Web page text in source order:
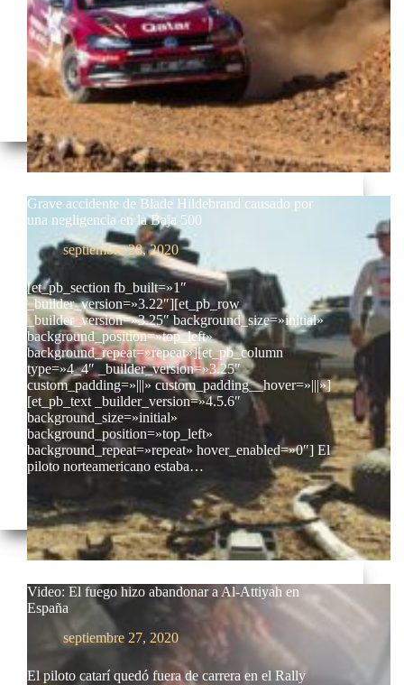
Grave accidente de Blade Hildebrand causado por
una negligencia en la Baja 500
septiembre 28, 2020
[et_pb_section fb_built=»1″
_builder_version=»3.22″][et_pb_row
_builder_version=»3.25″ background_size=»initial»
background_position=»top_left»
background_repeat=»repeat»][et_pb_column
type=»4_4″ _builder_version=»3.25″
custom_padding=»|||» custom_padding__hover=»|||»]
[et_pb_text _builder_version=»4.5.6″
background_size=»initial»
background_position=»top_left»
background_repeat=»repeat» hover_enabled=»0″] El
piloto norteamericano estaba…
Video: El fuego hizo abandonar a Al-Attiyah en
España
septiembre 27, 2020
El piloto catarí quedó fuera de carrera en el Rally